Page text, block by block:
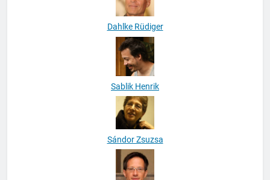
Dahlke Rüdiger
Sablik Henrik
Sándor Zsuzsa